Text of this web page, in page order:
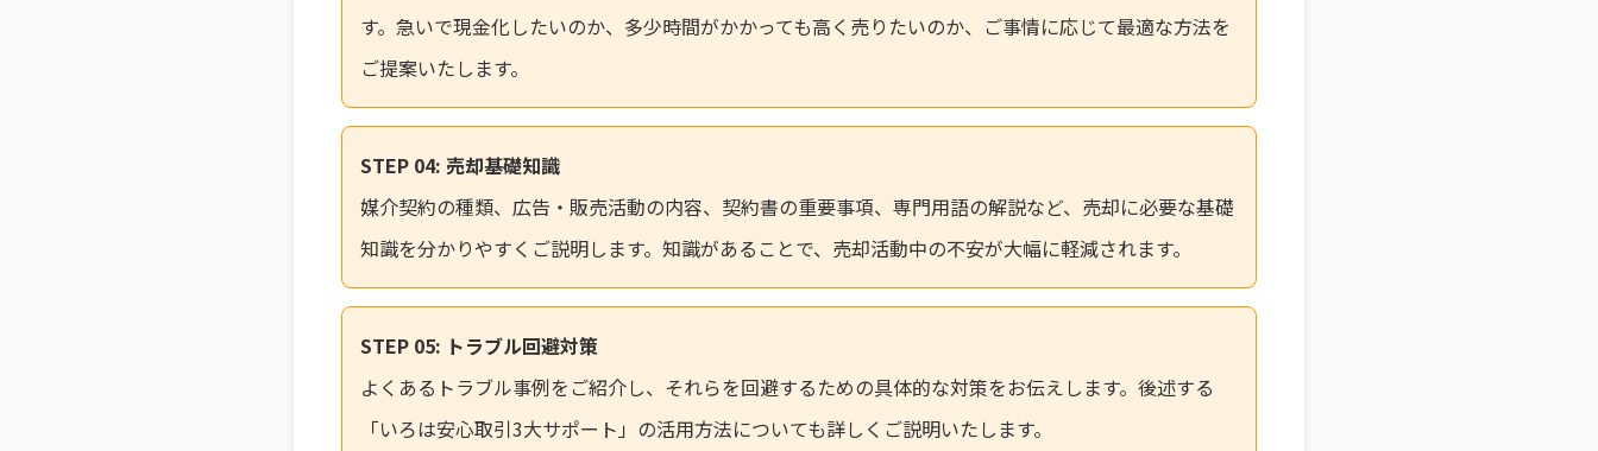
す。急いで現金化したいのか、多少時間がかかっても高く売りたいのか、ご事情に応じて最適な方法を
ご提案いたします。
STEP 04: 売却基礎知識
媒介契約の種類、広告・販売活動の内容、契約書の重要事項、専門用語の解説など、売却に必要な基礎
知識を分かりやすくご説明します。知識があることで、売却活動中の不安が大幅に軽減されます。
STEP 05: トラブル回避対策
よくあるトラブル事例をご紹介し、それらを回避するための具体的な対策をお伝えします。後述する
「いろは安心取引3大サポート」の活用方法についても詳しくご説明いたします。